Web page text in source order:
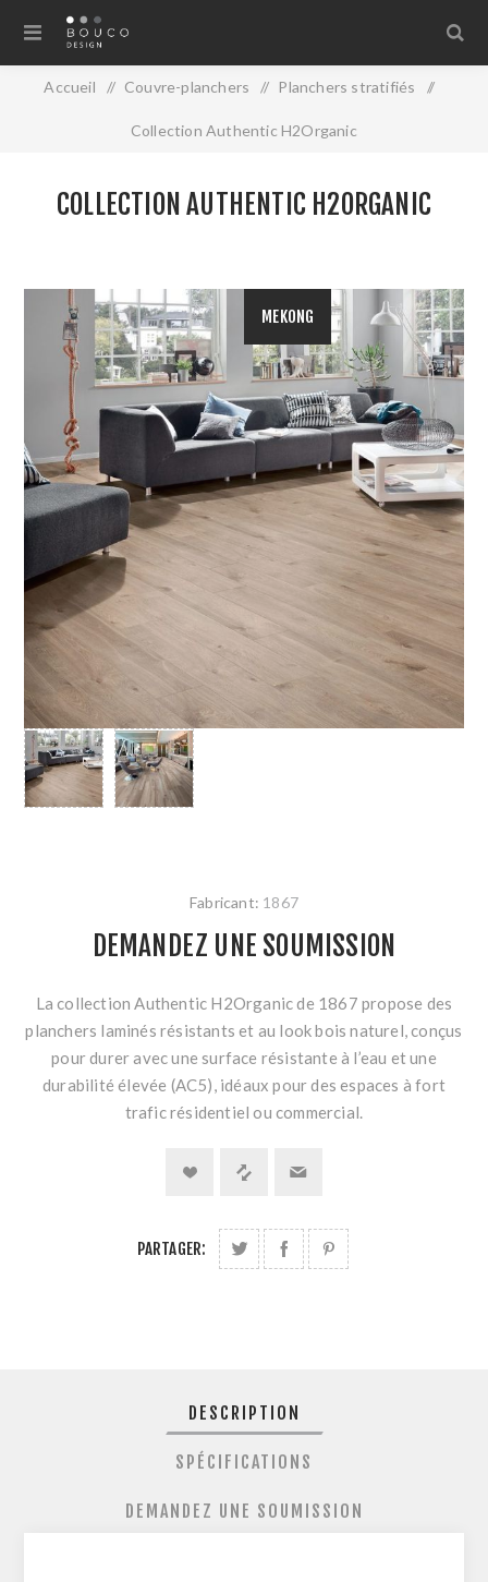
Accueil / Couvre-planchers / Planchers stratifiés /
Collection Authentic H2Organic
MEKONG
COLLECTION AUTHENTIC H2ORGANIC
Fabricant: 1867
DEMANDEZ UNE SOUMISSION
La collection Authentic H2Organic de 1867 propose des
planchers laminés résistants et au look bois naturel, conçus
pour durer avec une surface résistante à l’eau et une
durabilité élevée (AC5), idéaux pour des espaces à fort
trafic résidentiel ou commercial.
PARTAGER:
DESCRIPTION
SPÉCIFICATIONS
DEMANDEZ UNE SOUMISSION